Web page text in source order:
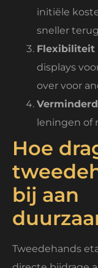
initiële
sneller terug
Flexibiliteit
displays
over voor
leningen of
Hoe
bij aan
Tweedehands